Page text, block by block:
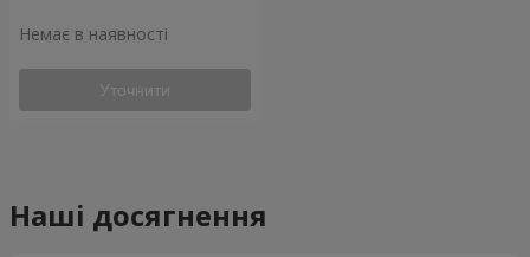
Немає в наявності
Уточнити
Наші досягнення